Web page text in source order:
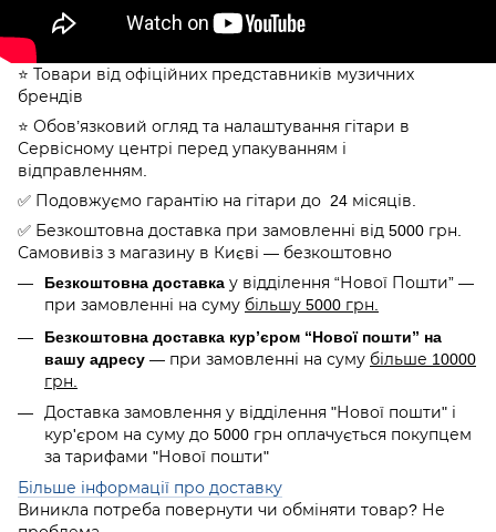
⭐️ Товари від офіційних представників музичних
брендів
⭐️ Обов’язковий огляд та налаштування гітари в
Сервісному центрі перед упакуванням і
відправленням.
✅ Подовжуємо гарантію на гітари до 24 місяців.
✅ Безкоштовна доставка при замовленні від 5000 грн.
Самовивіз з магазину в Києві — безкоштовно
Безкоштовна доставка у відділення “Нової Пошти” —
при замовленні на суму більшу 5000 грн.
Безкоштовна доставка кур’єром “Нової пошти” на
вашу адресу — при замовленні на суму більше 10000
грн.
Доставка замовлення у відділення "Нової пошти" і
кур'єром на суму до 5000 грн оплачується покупцем
за тарифами "Нової пошти"
Більше інформації про доставку
Виникла потреба повернути чи обміняти товар? Не